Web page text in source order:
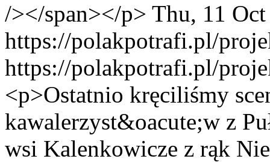
/></span></p> Thu, 11
https://polakpotrafi.pl/
https://polakpotrafi.pl/
<p>Ostatnio kręciliśmy
kawalerzyst&oacute;w z
wsi Kalenkowicze z rąk